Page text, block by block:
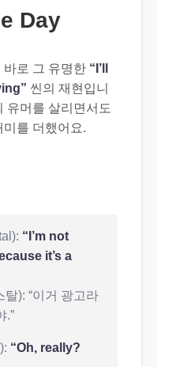
Day
바로 그 유명한 “I’ll
씬의 재현입니
유머를 살리면서도
를 더했어요.
“I’m not
it’s a
): “이거 광고라
.”
“Oh, really?